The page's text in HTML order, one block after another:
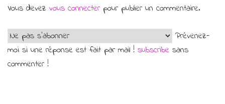
Vous devez vous connecterpour publier un commentaire.
Prévenez-
moi si une réponse est fait par mail ! subscribe sans
commenter !